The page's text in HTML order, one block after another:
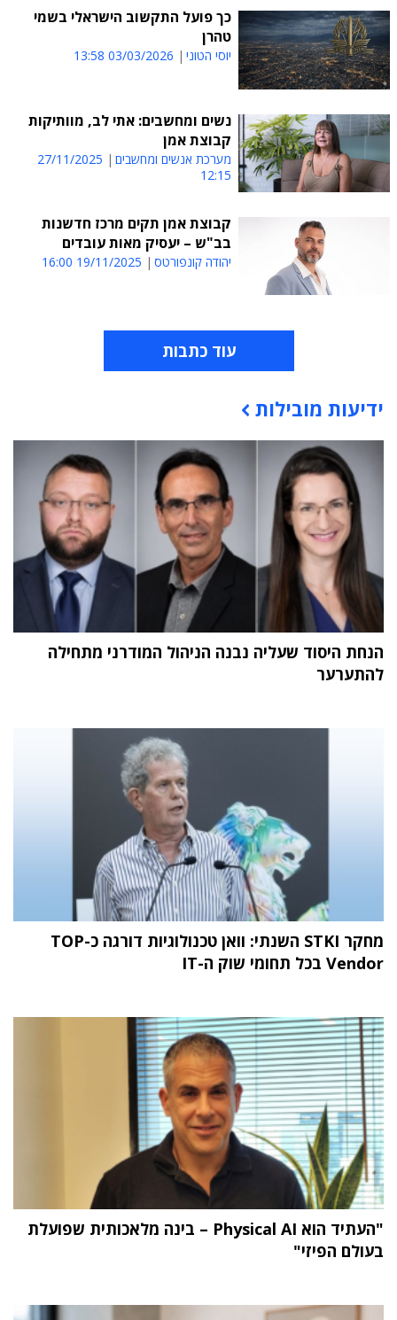
כך פועל התקשוב הישראלי בשמי
טהרן
יוסי הטוני 03/03/2026 13:58
נשים ומחשבים: אתי לב, מוותיקות
קבוצת אמן
מערכת אנשים ומחשבים
27/11/2025
12:15
קבוצת אמן תקים מרכז חדשנות
בב"ש – יעסיק מאות עובדים
יהודה קונפורטס 19/11/2025 16:00
עוד כתבות
תוכן פרסומי
ידיעות מובילות
הנחת היסוד שעליה נבנה הניהול המודרני מתחילה
להתערער
מחקר STKI השנתי: וואן טכנולוגיות דורגה כ-TOP
Vendor בכל תחומי שוק ה-IT
"העתיד הוא Physical AI – בינה מלאכותית שפועלת
בעולם הפיזי"